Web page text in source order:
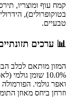
קמח עוף ומוצריו,
בטוקופרולים),
טבעיים.
📊 ערכים
10.0% שומן
וזרחן ביחס מאוזן